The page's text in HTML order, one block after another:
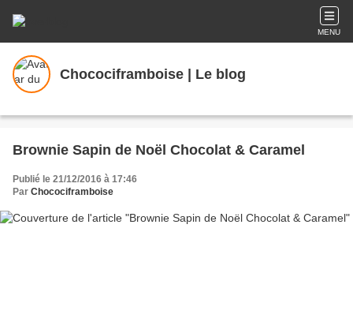
MENU
Chocociframboise | Le blog
Brownie Sapin de Noël Chocolat & Caramel
Publié le 21/12/2016 à 17:46
Par Chocociframboise